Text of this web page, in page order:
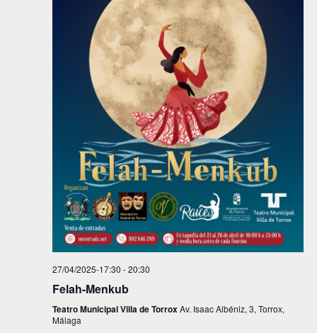
27/04/2025-17:30 -20:30
Felah-Menkub
Teatro Municipal Villa de TorroxAv. Isaac Albéniz, 3, Torrox,
Málaga